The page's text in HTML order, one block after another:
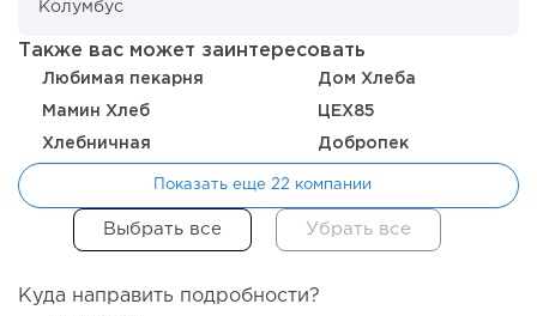
Отзыв SSL-сертификатов у банков: как это влияет на
российский...
Также вас может заинтересовать
Любимая пекарня Дом Хлеба
Мамин Хлеб ЦЕХ85
Хлебничная Добропек
Показать еще 22 компании
Куда направить подробности?